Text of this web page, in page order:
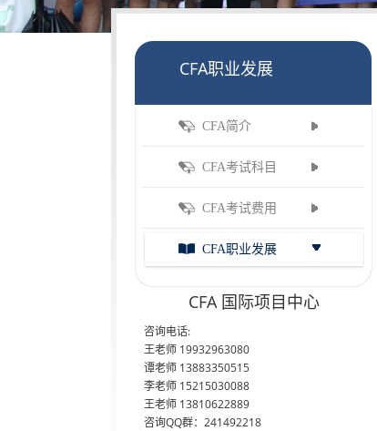
CFA职业发展
CFA简介
CFA考试科目
CFA考试费用
CFA职业发展
CFA 国际项目中心
咨询电话:
王老师 19932963080
谭老师 13883350515
李老师 15215030088
王老师 13810622889
咨询QQ群：241492218